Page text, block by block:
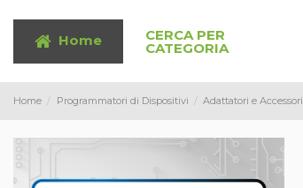
Home CERCA PER
CATEGORIA
Home Programmatori di Dispositivi Adattatori e Accessori